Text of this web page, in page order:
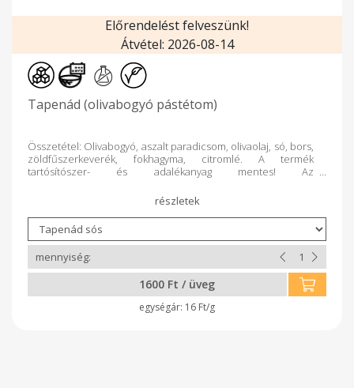
Előrendelést felveszünk!
Átvétel: 2026-08-14
Tapenád (olivabogyó pástétom)
Összetétel: Olivabogyó, aszalt paradicsom, olivaolaj, só, bors,
zöldfűszerkeverék, fokhagyma, citromlé. A termék
tartósítószer- és adalékanyag mentes! Az
előétele. Pirítósra isteni, de tehetjük szendvicsbe,
előételként pita kenyérre kenhetjük. Meleg ételekhez,
omlettbe töltve, főtt tojásra egyszerűen rápöttyintve. Ehetjük
tésztával, de tehetjük pizzára, csirke- vagy nyúlhús mellé.
Könnyen emészthető, egészséges, a vegán étrend
követőinek is ajánljuk! Kétféle változatát készítjük, az édes és
a sós ízesítésű tapenádot.
1600 Ft / üveg
16 Ft/g